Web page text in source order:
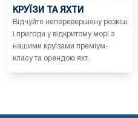
КРУЇЗИ ТА ЯХТИ
Відчуйте неперевершену розкіш
і пригоди у відкритому морі з
нашими круїзами преміум-
класу та орендою яхт.